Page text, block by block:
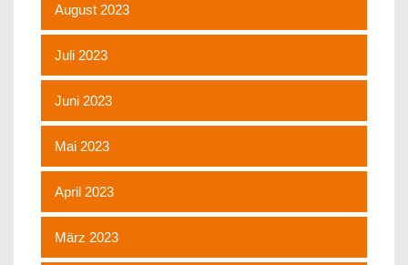
August 2023
Juli 2023
Juni 2023
Mai 2023
April 2023
März 2023